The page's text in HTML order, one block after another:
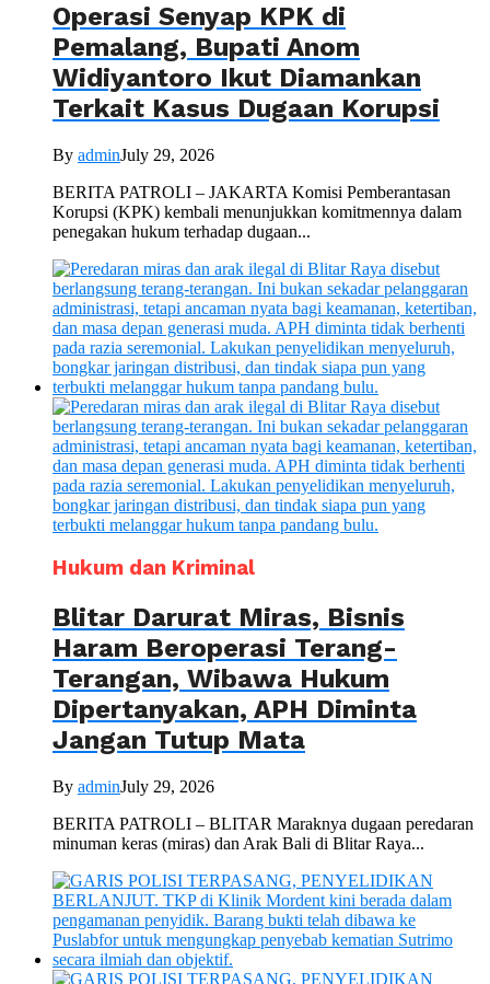
Operasi Senyap KPK di
Pemalang, Bupati Anom
Widiyantoro Ikut Diamankan
Terkait Kasus Dugaan Korupsi
By adminJuly 29, 2026
BERITA PATROLI – JAKARTA Komisi Pemberantasan
Korupsi (KPK) kembali menunjukkan komitmennya dalam
penegakan hukum terhadap dugaan...
Hukum dan Kriminal
Blitar Darurat Miras, Bisnis
Haram Beroperasi Terang-
Terangan, Wibawa Hukum
Dipertanyakan, APH Diminta
Jangan Tutup Mata
By adminJuly 29, 2026
BERITA PATROLI – BLITAR Maraknya dugaan peredaran
minuman keras (miras) dan Arak Bali di Blitar Raya...